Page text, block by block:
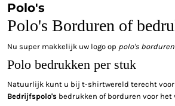
Polo's
Polo's Borduren of
Nu super makkelijk uw logo op polo's borduren
Polo bedrukken per stuk
Natuurlijk kunt u bij t-shirtwereld terecht
Bedrijfspolo's bedrukken of borduren voor